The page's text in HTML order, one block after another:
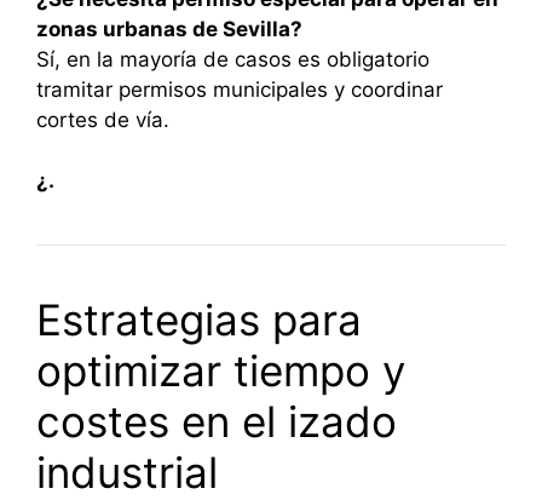
zonas urbanas de Sevilla?
Sí, en la mayoría de casos es obligatorio
tramitar permisos municipales y coordinar
cortes de vía.
¿.
Estrategias para
optimizar tiempo y
costes en el izado
industrial